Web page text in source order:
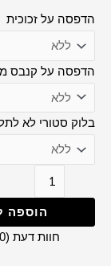
הדפסה על זכוכית
הדפסה על קנבס
בלוק סטורי לא
הוספה
חוות דעת (0)